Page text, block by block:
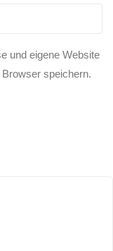
und eigene Website
speichern.